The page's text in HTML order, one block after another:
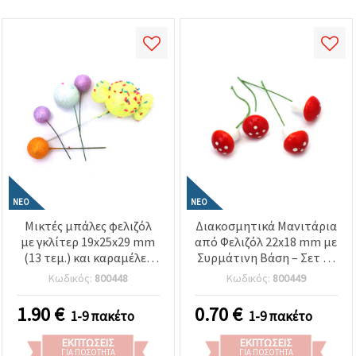
ΝΈΟ
Μικτές μπάλες φελιζόλ
με γκλίτερ 19x25x29 mm
(13 τεμ.) και καραμέλες
67x40 mm (2 τεμ.) με
συρμάτινη βάση –
ιδανικές για γιορτινές
διακοσμήσεις,
ανθοσυνθέσεις και
δημιουργικές
Κωδικός: 800448
1.90€ 1-9 πακέτο
ΕΚΠΤΏΣΕΙΣ
ΓΙΑ ΠΟΣΌΤΗΤΑ
ΝΈΟ
Διακοσμητικά Μανιτάρια
από Φελιζόλ 22x18 mm με
Συρμάτινη Βάση – Σετ 10
τεμαχίων – Ιδανικά για
Ανθοσυνθέσεις,
Εορταστικές
Χειροτεχνίες & DIY
Διακόσμηση
Κωδικός: 800449
0.70€ 1-9 πακέτο
ΕΚΠΤΏΣΕΙΣ
ΓΙΑ ΠΟΣΌΤΗΤΑ